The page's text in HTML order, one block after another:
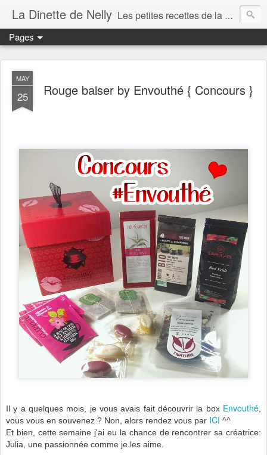
La Dinette de Nelly Les petites recettes de la dinette de Nelly. Des recettes simples, généreuses et gourmandes pour tous les jours c'est tout ça la dinette !
Pages
MAY
25 Rouge baiser by Envouthé { Concours }
Il y a quelques mois, je vous avais fait découvrir la box Envouthé
vous vous en souvenez ? Non, alors rendez vous par ICI ^^
Et bien, cette semaine j'ai eu la chance de rencontrer sa créatrice:
Julia, une passionnée comme je les aime.